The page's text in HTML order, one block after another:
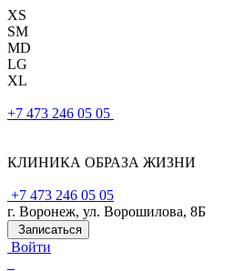
XS
SM
MD
LG
XL
+7 473 246 05 05
КЛИНИКА ОБРАЗА ЖИЗНИ
+7 473 246 05 05
г. Воронеж, ул. Ворошилова, 8Б
Записаться
Войти